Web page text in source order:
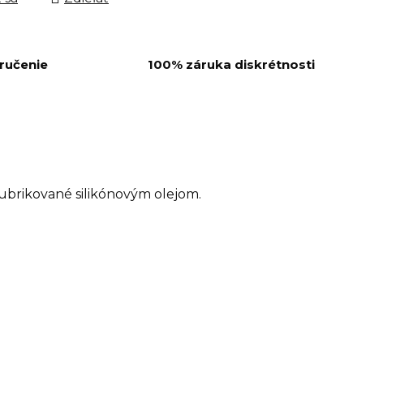
100% záruka diskrétnosti
silikónovým olejom.